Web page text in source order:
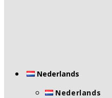
Nederlands
Nederlands